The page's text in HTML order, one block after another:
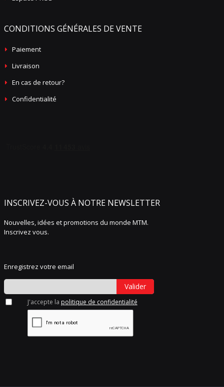
CONDITIONS GÉNÉRALES DE VENTE
Paiement
Livraison
En cas de retour?
Confidentialité
INSCRIVEZ-VOUS À NOTRE NEWSLETTER
Nouvelles, idées et promotions du monde MTM.
Inscrivez vous.
Enregistrez votre email
Valider
J'accepte la politique de confidentialité